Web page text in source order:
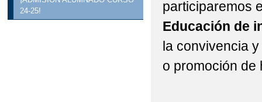
24-25!
participaremos
Educación de
la convivencia
o promoción de